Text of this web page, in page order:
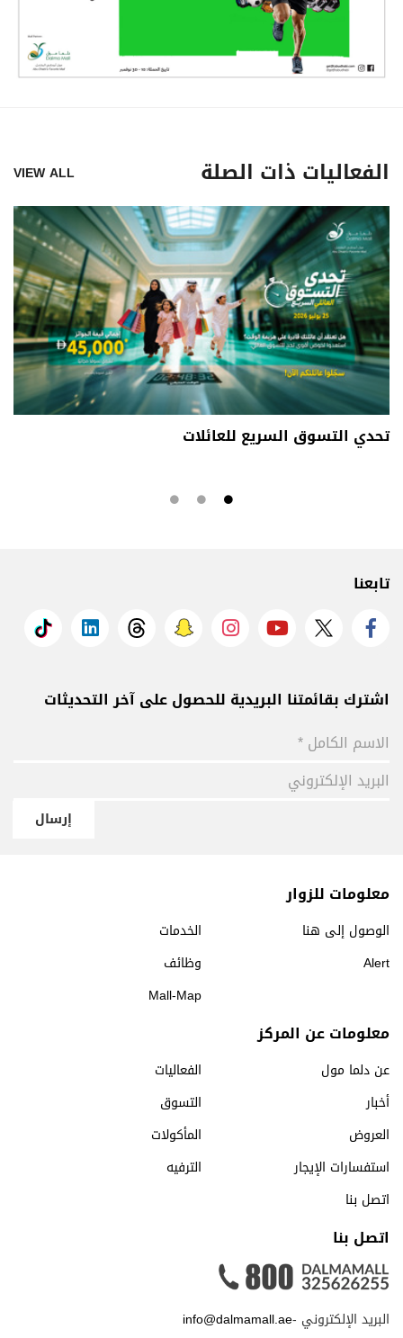
الفعاليات ذات الصلة VIEW ALL
تحدي التسوق السريع للعائلات
تابعنا
اشترك بقائمتنا البريدية للحصول على آخر التحديثات
إرسال
معلومات للزوار
الخدمات
الوصول إلى هنا
وظائف
Alert
Mall-Map
معلومات عن المركز
عن دلما مول
الفعاليات
أخبار
التسوق
العروض
المأكولات
استفسارات الإيجار
الترفيه
اتصل بنا
اتصل بنا
البريد الإلكتروني -info@dalmamall.ae